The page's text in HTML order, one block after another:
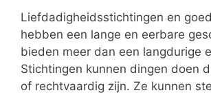
Liefdadigheidsstichtingen en
hebben een lange en eerbare
bieden meer dan een langdurige
Stichtingen kunnen dingen doen
of rechtvaardig zijn. Ze kunnen